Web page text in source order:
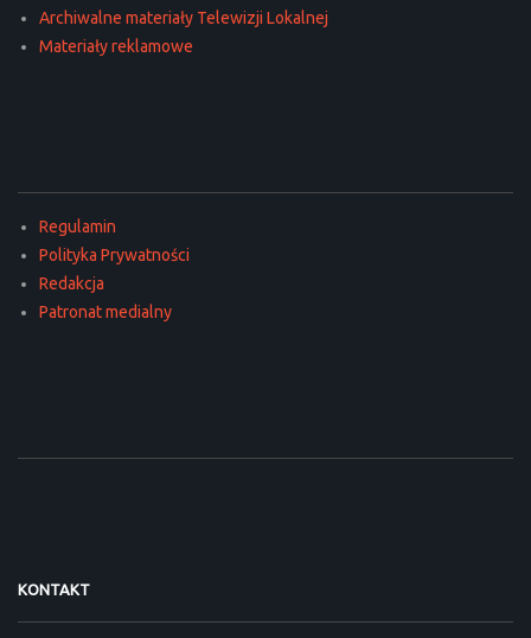
Archiwalne materiały Telewizji Lokalnej
Materiały reklamowe
Regulamin
Polityka Prywatności
Redakcja
Patronat medialny
KONTAKT